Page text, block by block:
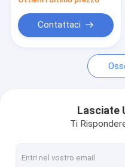
tripeptide di rame 1
Finasteride in polvere
Acqua Bac
Contattaci
Lasciate
Ti